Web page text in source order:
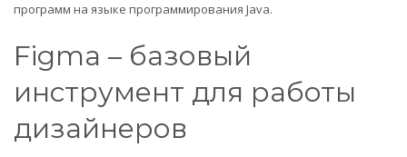
программ на языке программирования Java.
Figma – базовый
инструмент для работы
дизайнеров